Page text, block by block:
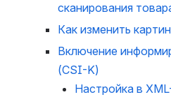
сканирования
Как изменить
Включение
(CSI-K)
Настройка в